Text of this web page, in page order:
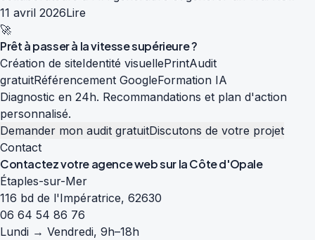
11 avril 2026Lire
🚀
Prêt à passer à lavitesse supérieure?
Création de siteIdentité visuellePrintAudit
gratuitRéférencement GoogleFormation IA
Diagnostic en 24h. Recommandations et plan d'action
personnalisé.
Demander mon audit gratuitDiscutons de votre projet
Contact
Contactez votre agence web sur laCôte d'Opale
Étaples-sur-Mer
116 bd de l'Impératrice, 62630
06 64 54 86 76
Lundi → Vendredi, 9h–18h